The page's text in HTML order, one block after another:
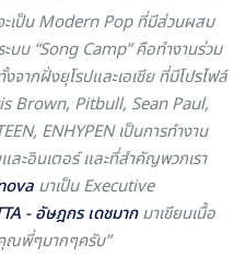
เป็นModern Popที่มีส่วนผสม
ะบบ “Song Camp” คือทำงานร่วม
จากฝั่งยุโรปและเอเชีย ที่มีโปรไฟล์
Brown, Pitbull, Sean Paul,
ENHYPEN เป็นการทำงาน
ละอินเตอร์ และที่สำคัญพวกเรา
มาเป็นExecutive
-อัษฎกร เดชมากมาเขียนเนื้อ
คุณพี่ๆมากๆครับ”